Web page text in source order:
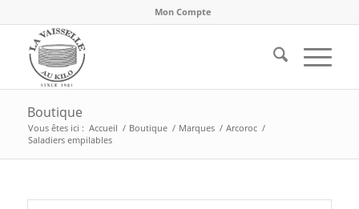
Mon Compte
Boutique
Vous êtes ici : Accueil / Boutique / Marques / Arcoroc /
Saladiers empilables